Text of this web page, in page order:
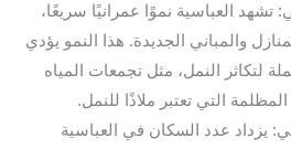
تشهد العباسية نموًا عمرانيًا سريعًا،
والمباني الجديدة. هذا النمو يؤدي
لتكاثر النمل، مثل تجمعات المياه
المظلمة التي تعتبر ملاذًا للنمل.
يزداد عدد السكان في العباسية